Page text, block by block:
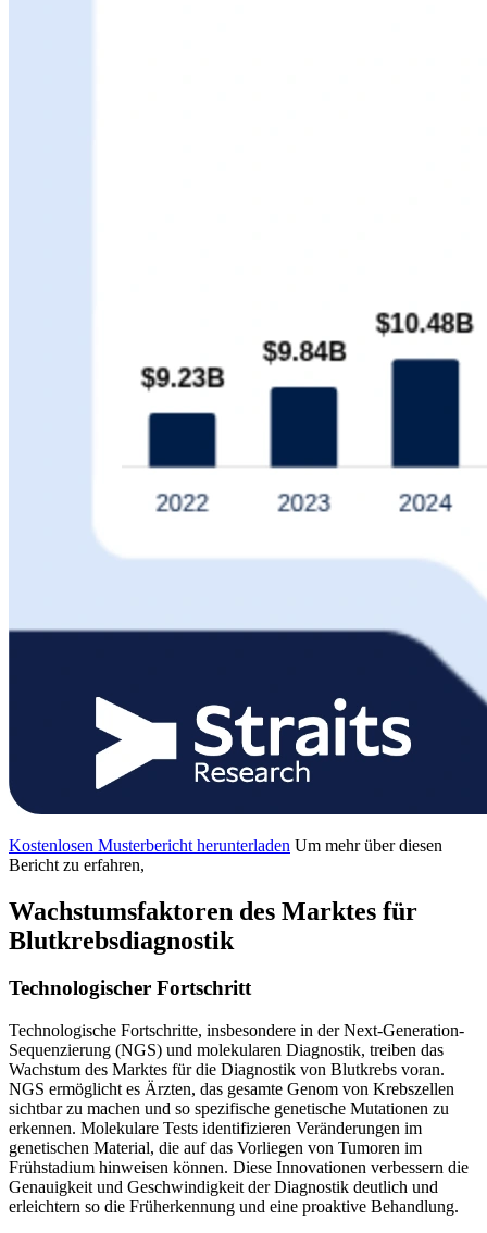
Kostenlosen Musterbericht herunterladen Um mehr über diesen
Bericht zu erfahren,
Wachstumsfaktoren des Marktes für
Blutkrebsdiagnostik
Technologischer Fortschritt
Technologische Fortschritte, insbesondere in der Next-Generation-
Sequenzierung (NGS) und molekularen Diagnostik, treiben das
Wachstum des Marktes für die Diagnostik von Blutkrebs voran.
NGS ermöglicht es Ärzten, das gesamte Genom von Krebszellen
sichtbar zu machen und so spezifische genetische Mutationen zu
erkennen. Molekulare Tests identifizieren Veränderungen im
genetischen Material, die auf das Vorliegen von Tumoren im
Frühstadium hinweisen können. Diese Innovationen verbessern die
Genauigkeit und Geschwindigkeit der Diagnostik deutlich und
erleichtern so die Früherkennung und eine proaktive Behandlung.